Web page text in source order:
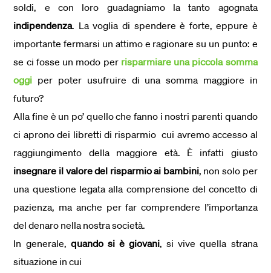
soldi, e con loro guadagniamo la tanto agognata
indipendenza. La voglia di spendere è forte, eppure è
importante fermarsi un attimo e ragionare su un punto: e
se ci fosse un modo per risparmiare una piccola somma
oggi per poter usufruire di una somma maggiore in
futuro?
Alla fine è un po’ quello che fanno i nostri parenti quando
ci aprono dei libretti di risparmio cui avremo accesso al
raggiungimento della maggiore età. È infatti giusto
insegnare il valore del risparmio ai bambini, non solo per
una questione legata alla comprensione del concetto di
pazienza, ma anche per far comprendere l’importanza
del denaro nella nostra società.
In generale, quando si è giovani, si vive quella strana
situazione in cui